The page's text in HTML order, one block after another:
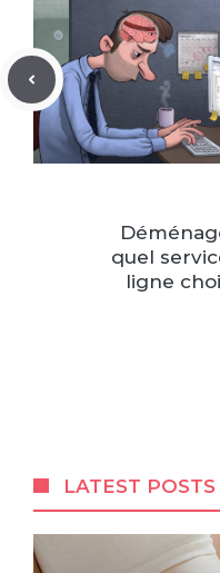
quel
ligne
LATEST POSTS